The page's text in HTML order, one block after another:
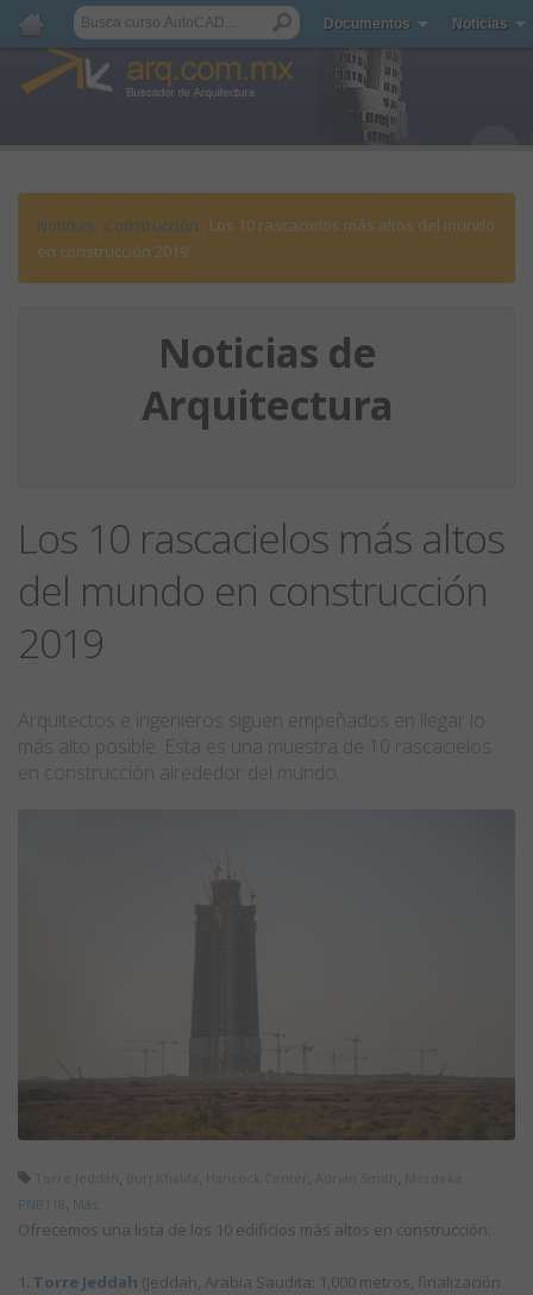
Documentos Noticias
Noticias : Construcción : Los 10 rascacielos más altos del mundo
en construcción 2019
Noticias de
Arquitectura
Los 10 rascacielos más altos
del mundo en construcción
2019
Arquitectos e ingenieros siguen empeñados en llegar lo
más alto posible. Esta es una muestra de 10 rascacielos
en construcción alrededor del mundo.
Torre Jeddah, Burj Khalifa, Hancock Center , Adrian Smith, Merdeka
PNB118, Más...
Ofrecemos una lista de los 10 edificios más altos en construcción:
1. Torre Jeddah (Jeddah, Arabia Saudita: 1,000 metros, finalización